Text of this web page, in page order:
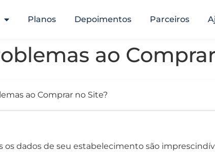
Planos Depoimentos Parceiros
ao
ao Comprar no Site?
dados de seu estabelecimento são